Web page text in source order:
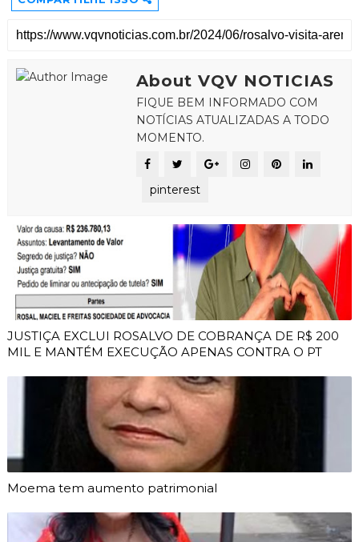
About VQV NOTICIAS
FIQUE BEM INFORMADO COM
NOTÍCIAS ATUALIZADAS A TODO
MOMENTO.
pinterest
JUSTIÇA EXCLUI ROSALVO DE COBRANÇA DE R$ 200
MIL E MANTÉM EXECUÇÃO APENAS CONTRA O PT
Moema tem aumento patrimonial